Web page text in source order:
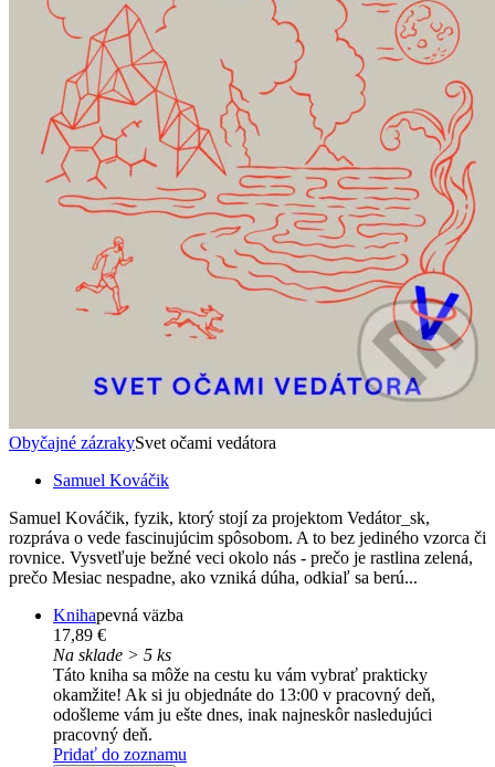
Obyčajné zázrakySvet očami vedátora
Samuel Kováčik
Samuel Kováčik, fyzik, ktorý stojí za projektom Vedátor_sk,
rozpráva o vede fascinujúcim spôsobom. A to bez jediného vzorca či
rovnice. Vysvetľuje bežné veci okolo nás - prečo je rastlina zelená,
prečo Mesiac nespadne, ako vzniká dúha, odkiaľ sa berú...
Knihapevná väzba
17,89 €
Na sklade > 5 ks
Táto kniha sa môže na cestu ku vám vybrať prakticky
okamžite! Ak si ju objednáte do 13:00 v pracovný deň,
odošleme vám ju ešte dnes, inak najneskôr nasledujúci
pracovný deň.
Pridať do zoznamu